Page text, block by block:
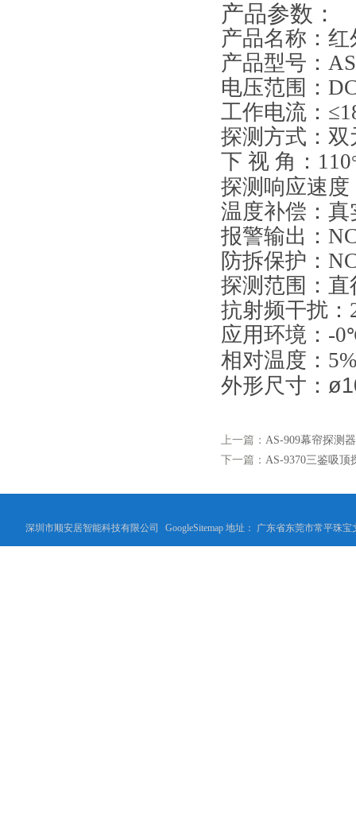
产品参数：
产品名称： 红
产品型号：
电压范围：
工作电流： ≤
探测方式：
下 视 角：110
探测响应速度
温度补偿：
报警输出：
防拆保护：
探测范围：直
抗射频干扰：
应用环境：-0
相对温度：
外形尺寸：
上一篇： AS-909幕帘探测器
下一篇： AS-9370三鉴吸顶
深圳市顺安居智能科技有限公司 GoogleSitemap地址： 广东省东莞市常平珠宝